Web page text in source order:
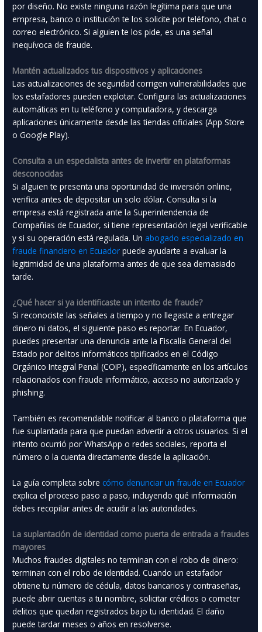
por diseño. No existe ninguna razón legítima para que una
empresa, banco o institución te los solicite por teléfono, chat o
correo electrónico. Si alguien te los pide, es una señal
inequívoca de fraude.
Mantén actualizados tus dispositivos y aplicaciones
Las actualizaciones de seguridad corrigen vulnerabilidades que
los estafadores pueden explotar. Configura las actualizaciones
automáticas en tu teléfono y computadora, y descarga
aplicaciones únicamente desde las tiendas oficiales (App Store
o Google Play).
Consulta a un especialista antes de invertir en plataformas
desconocidas
Si alguien te presenta una oportunidad de inversión online,
verifica antes de depositar un solo dólar. Consulta si la
empresa está registrada ante la Superintendencia de
Compañías de Ecuador, si tiene representación legal verificable
y si su operación está regulada. Un abogado especializado en
fraude financiero en Ecuador puede ayudarte a evaluar la
legitimidad de una plataforma antes de que sea demasiado
tarde.
¿Qué hacer si ya identificaste un intento de fraude?
Si reconociste las señales a tiempo y no llegaste a entregar
dinero ni datos, el siguiente paso es reportar. En Ecuador,
puedes presentar una denuncia ante la Fiscalía General del
Estado por delitos informáticos tipificados en el Código
Orgánico Integral Penal (COIP), específicamente en los artículos
relacionados con fraude informático, acceso no autorizado y
phishing.
También es recomendable notificar al banco o plataforma que
fue suplantada para que puedan advertir a otros usuarios. Si el
intento ocurrió por WhatsApp o redes sociales, reporta el
número o la cuenta directamente desde la aplicación.
La guía completa sobrecómo denunciar un fraude en Ecuador
explica el proceso paso a paso, incluyendo qué información
debes recopilar antes de acudir a las autoridades.
La suplantación de identidad como puerta de entrada a fraudes
mayores
Muchos fraudes digitales no terminan con el robo de dinero:
terminan con el robo de identidad. Cuando un estafador
obtiene tu número de cédula, datos bancarios y contraseñas,
puede abrir cuentas a tu nombre, solicitar créditos o cometer
delitos que quedan registrados bajo tu identidad. El daño
puede tardar meses o años en resolverse.